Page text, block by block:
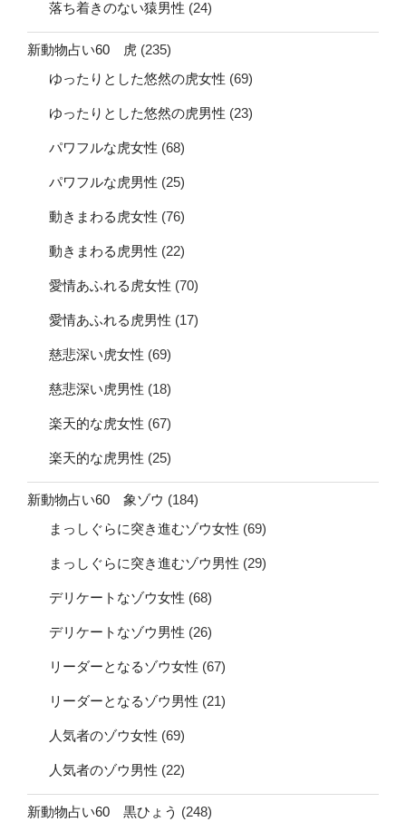
落ち着きのない猿男性 (24)
新動物占い60 虎 (235)
ゆったりとした悠然の虎女性 (69)
ゆったりとした悠然の虎男性 (23)
パワフルな虎女性 (68)
パワフルな虎男性 (25)
動きまわる虎女性 (76)
動きまわる虎男性 (22)
愛情あふれる虎女性 (70)
愛情あふれる虎男性 (17)
慈悲深い虎女性 (69)
慈悲深い虎男性 (18)
楽天的な虎女性 (67)
楽天的な虎男性 (25)
新動物占い60 象ゾウ (184)
まっしぐらに突き進むゾウ女性 (69)
まっしぐらに突き進むゾウ男性 (29)
デリケートなゾウ女性 (68)
デリケートなゾウ男性 (26)
リーダーとなるゾウ女性 (67)
リーダーとなるゾウ男性 (21)
人気者のゾウ女性 (69)
人気者のゾウ男性 (22)
新動物占い60 黒ひょう (248)